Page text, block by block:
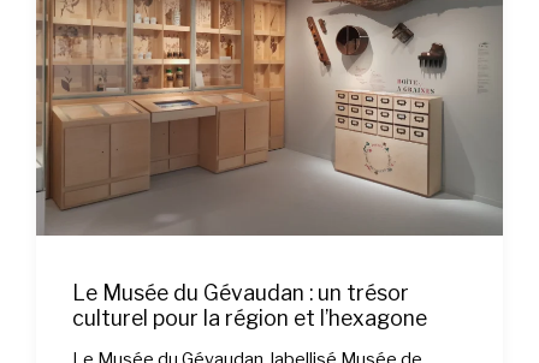
Le Musée du Gévaudan : un trésor
culturel pour la région et l’hexagone